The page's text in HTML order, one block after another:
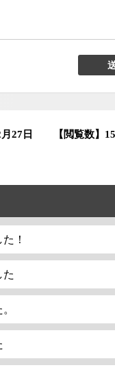
27日 【閲覧数】
！
た